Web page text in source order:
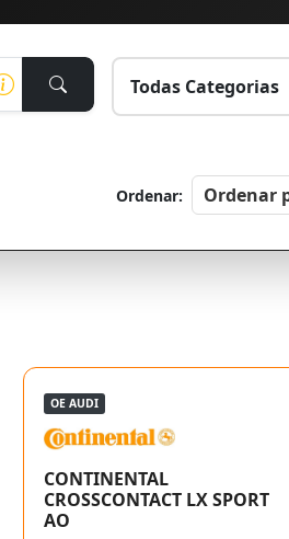
Ordenar:
OE AUDI
CONTINENTAL
CROSSCONTACT LX SPORT
AO